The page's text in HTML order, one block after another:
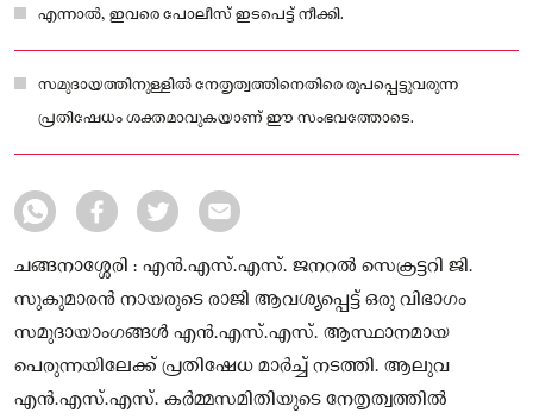
എന്നാൽ, ഇവരെ പോലീസ് ഇടപെട്ട് നീക്കി.
സമുദായത്തിനുള്ളിൽ നേതൃത്വത്തിനെതിരെ രൂപപ്പെട്ടുവരുന്ന
പ്രതിഷേധം ശക്തമാവുകയാണ് ഈ സംഭവത്തോടെ.
ചങ്ങനാശ്ശേരി : എൻ.എസ്.എസ്. ജനറൽ സെക്രട്ടറി ജി.
സുകുമാരൻ നായരുടെ രാജി ആവശ്യപ്പെട്ട് ഒരു വിഭാഗം
സമുദായാംഗങ്ങൾ എൻ.എസ്.എസ്. ആസ്ഥാനമായ
പെരുന്നയിലേക്ക് പ്രതിഷേധ മാർച്ച് നടത്തി. ആലുവ
എൻ.എസ്.എസ്. കർമ്മസമിതിയുടെ നേതൃത്വത്തിൽ